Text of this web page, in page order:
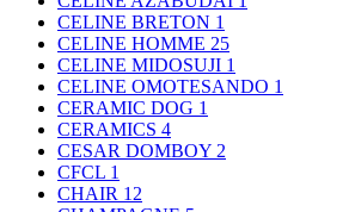
CELINE BRETON 1
CELINE HOMME 25
CELINE MIDOSUJI 1
CELINE OMOTESANDO 1
CERAMIC DOG 1
CERAMICS 4
CESAR DOMBOY 2
CFCL 1
CHAIR 12